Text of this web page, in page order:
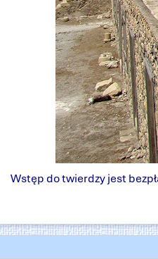
Wstęp do twierdzy jest